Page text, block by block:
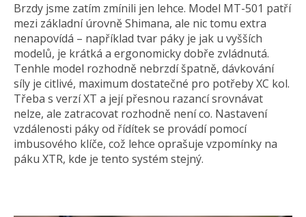
Brzdy jsme zatím zmínili jen lehce. Model MT-501 patří
mezi základní úrovně Shimana, ale nic tomu extra
nenapovídá – například tvar páky je jak u vyšších
modelů, je krátká a ergonomicky dobře zvládnutá.
Tenhle model rozhodně nebrzdí špatně, dávkování
síly je citlivé, maximum dostatečné pro potřeby XC kol.
Třeba s verzí XT a její přesnou razancí srovnávat
nelze, ale zatracovat rozhodně není co. Nastavení
vzdálenosti páky od řídítek se provádí pomocí
imbusového klíče, což lehce oprašuje vzpomínky na
páku XTR, kde je tento systém stejný.